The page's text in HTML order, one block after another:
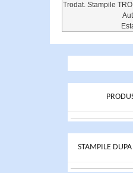
Trodat. Stampile
STAMPILE